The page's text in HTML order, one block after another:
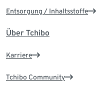
Entsorgung / Inhaltsstoffe
Über Tchibo
Karriere
Tchibo Community